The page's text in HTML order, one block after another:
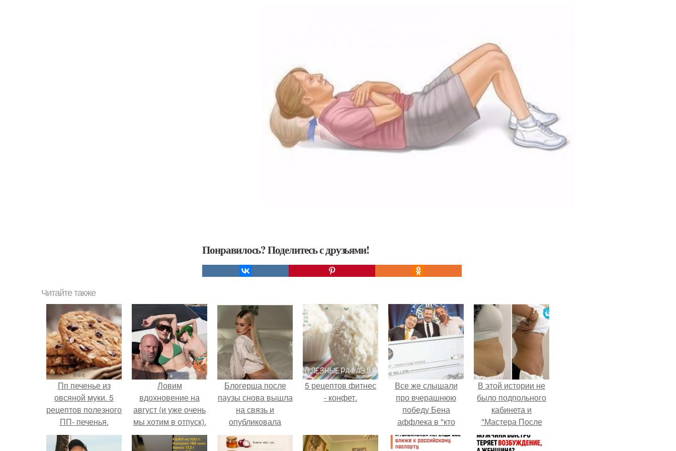
Понравилось? Поделитесь с друзьями!
Читайте также
Пп печенье из
овсяной муки. 5
рецептов полезного
ПП- печенья.
Ловим
вдохновение на
август (и уже очень
мы хотим в отпуск).
Блогерша после
паузы снова вышла
на связь и
опубликовала
свежую серию
кадров из спальни.
5 рецептов фитнес
- конфет.
Все же слышали
про вчерашнюю
победу Бена
аффлека в "кто
хочет стать
миллионером?
В этой истории не
было подпольного
кабинета и
"Мастера После
Двухнедельных
Курсов".